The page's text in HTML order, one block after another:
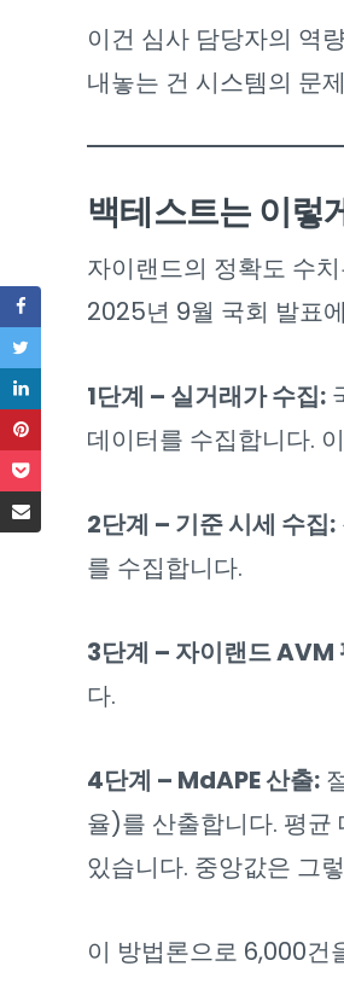
이건 심사 담당자의 역
내놓는 건 시스템의 문
백테스트는 이렇
자이랜드의 정확도 수
2025년 9월 국회 발표
1단계 – 실거래가 수집:
데이터를 수집합니다.
2단계 – 기준 시세 수집:
를 수집합니다.
3단계 – 자이랜드 AVM
다.
4단계 – MdAPE 산출:
율)를 산출합니다. 평균
있습니다. 중앙값은 그
이 방법론으로 6,000